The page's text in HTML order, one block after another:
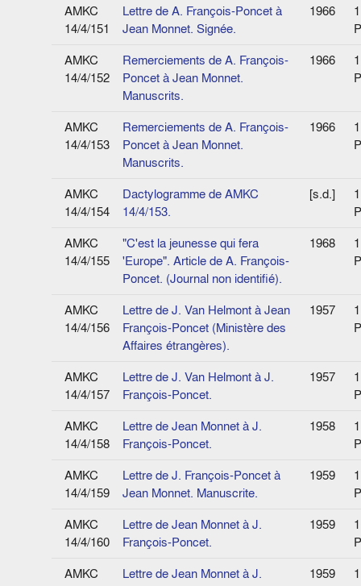
AMKC
14/4/151
Lettre de A. François-Poncet à
Jean Monnet. Signée.
1966
1
AMKC
14/4/152
Remerciements de A. François-
Poncet à Jean Monnet.
Manuscrits.
1966
1
AMKC
14/4/153
Remerciements de A. François-
Poncet à Jean Monnet.
Manuscrits.
1966
1
AMKC
14/4/154
Dactylogramme de AMKC
14/4/153.
[s.d.]
1
AMKC
14/4/155
"C'est la jeunesse qui fera
'Europe". Article de A. François-
Poncet. (Journal non identifié).
1968
1
AMKC
14/4/156
Lettre de J. Van Helmont à Jean
François-Poncet (Ministère des
Affaires étrangères).
1957
1
AMKC
14/4/157
Lettre de J. Van Helmont à J.
François-Poncet.
1957
1
AMKC
14/4/158
Lettre de Jean Monnet à J.
François-Poncet.
1958
1
AMKC
14/4/159
Lettre de J. François-Poncet à
Jean Monnet. Manuscrite.
1959
1
AMKC
14/4/160
Lettre de Jean Monnet à J.
François-Poncet.
1959
1
AMKC
Lettre de Jean Monnet à J.
1959
1